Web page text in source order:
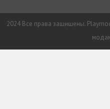
2024 Все права защищены.